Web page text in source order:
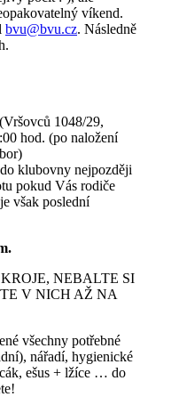
víkend.
bvu@bvu.cz. Následně
1048/29,
hod. (po naložení
klubovny nejpozději
pokud Vás rodiče
však poslední
NEBALTE SI
V NICH AŽ NA
všechny potřebné
nářadí, hygienické
ešus + lžíce … do